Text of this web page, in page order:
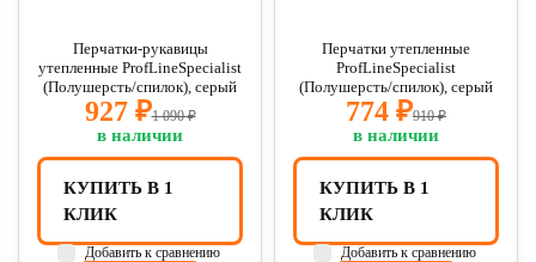
Перчатки-рукавицы
утепленные ProfLineSpecialist
(Полушерсть/спилок), серый
927 ₽1 090 ₽
в наличии
КУПИТЬ В 1
КЛИК
Добавить к сравнению
Перчатки утепленные
ProfLineSpecialist
(Полушерсть/спилок), серый
774 ₽910 ₽
в наличии
КУПИТЬ В 1
КЛИК
Добавить к сравнению